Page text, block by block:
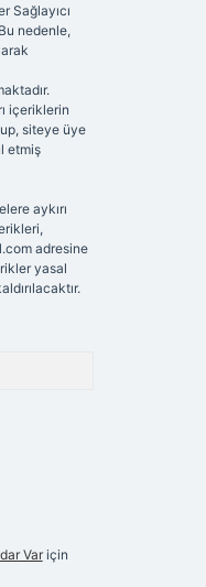
Sağlayıcı
nedenle,
içeriklerin
siteye üye
etmiş
aykırı
adresine
yasal
Variçin